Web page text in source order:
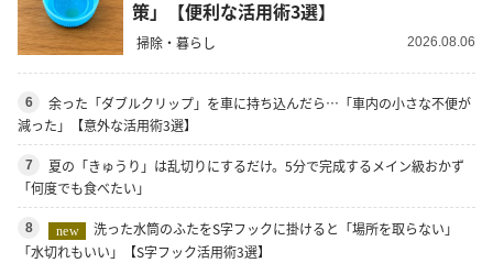
策」【便利な活用術3選】
掃除・暮らし 2026.08.06
6
余った「ダブルクリップ」を車に持ち込んだら…「車内の小さな不便が
減った」【意外な活用術3選】
7
夏の「きゅうり」は乱切りにするだけ。5分で完成するメイン級おかず
「何度でも食べたい」
8 new
洗った水筒のふたをS字フックに掛けると「場所を取らない」
「水切れもいい」【S字フック活用術3選】